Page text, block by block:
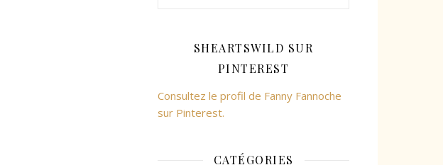
SHEARTSWILD SUR
PINTEREST
Consultez le profil de Fanny Fannoche
sur Pinterest.
CATÉGORIES